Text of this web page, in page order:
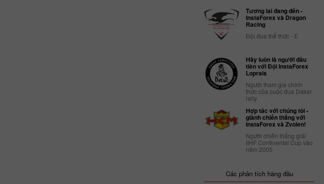
Tương lai đang đến -
InstaForex và Dragon
Racing
Đội đua thể thức - E
Hãy luôn là người đầu
tiên với Đội InstaForex
Loprais
Người tham gia chính
thức của cuộc đua Dakar
rally
Hợp tác với chúng tôi -
giành chiến thắng với
InstaForex và Zvolen!
Người chiến thắng giải
IIHF Continental Cup vào
năm 2005
Các phân tích hàng đầu